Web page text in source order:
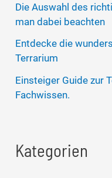
Die Auswahl des
man dabei beachten
Entdecke die
Terrarium
Einsteiger Guide zur
Fachwissen.
Kategorien